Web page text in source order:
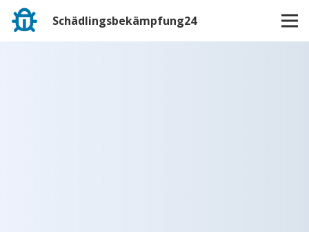
Schädlingsbekämpfung24